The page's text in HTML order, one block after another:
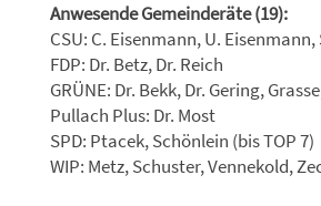
Anwesende Gemeinderäte (19):
CSU: C. Eisenmann, U.
FDP: Dr. Betz, Dr. Reich
GRÜNE: Dr. Bekk, Dr. Gering,
Pullach Plus: Dr. Most
SPD: Ptacek, Schönlein (bis TOP 7)
WIP: Metz, Schuster, Vennekold,